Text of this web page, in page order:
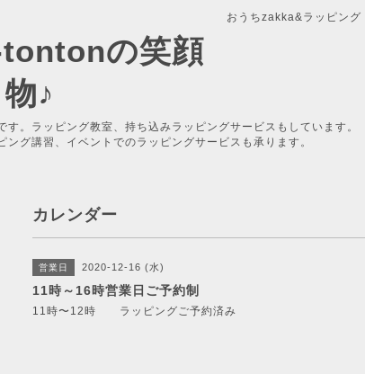
おうちzakka&ラッピン
の笑顔
♪
す。ラッピング教室、持ち込みラッピングサービスもしています
グ講習、イベントでのラッピングサービスも承ります。
カレンダー
営業日 2020-12-16 (水)
11時～16時営業日ご予約制
11時〜12時 ラッピングご予約済み